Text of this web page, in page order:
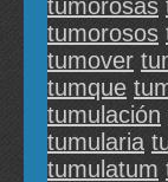
tumorosas
tumorosos
tumover
tumque
tumulación
tumularia
tumulatum